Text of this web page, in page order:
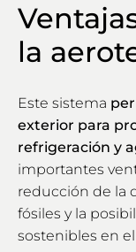
la
Este sistema
exterior para
refrigeración y
importantes
reducción de la
fósiles y la
sostenibles en